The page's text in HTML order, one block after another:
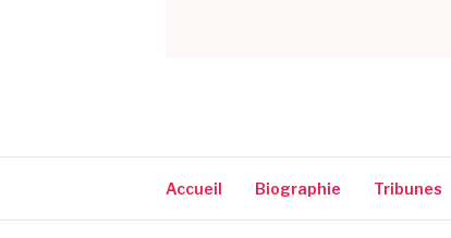
Accueil Biographie Tribunes